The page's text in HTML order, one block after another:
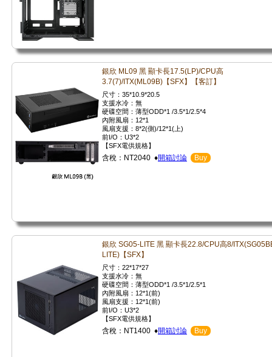
銀欣 ML09 黑 顯卡長17.5(LP)/CPU高
3.7(7)/ITX(ML09B)【SFX】【客訂】
尺寸：35*10.9*20.5
支援水冷：無
硬碟空間：薄型ODD*1 /3.5*1/2.5*4
內附風扇：12*1
風扇支援：8*2(側)/12*1(上)
前I/O：U3*2
【SFX電供規格】
含稅：NT2040 ♦開箱討論 Buy
銀欣 SG05-LITE 黑 顯卡長22.8/CPU高8/
LITE)【SFX】
尺寸：22*17*27
支援水冷：無
硬碟空間：薄型ODD*1 /3.5*1/2.5*1
內附風扇：12*1(前)
風扇支援：12*1(前)
前I/O：U3*2
【SFX電供規格】
含稅：NT1400 ♦開箱討論 Buy